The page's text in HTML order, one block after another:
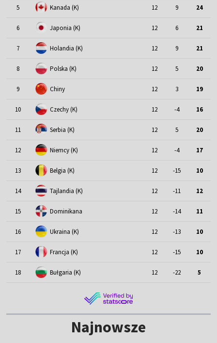
5 Kanada (K) 12 9 24
6 Japonia (K) 12 6 21
7 Holandia (K) 12 9 21
8 Polska (K) 12 5 20
9 Chiny 12 3 19
10 Czechy (K) 12 -4 16
11 Serbia (K) 12 5 20
12 Niemcy (K) 12 -4 17
13 Belgia (K) 12 -15 10
14 Tajlandia (K) 12 -11 12
15 Dominikana 12 -14 11
16 Ukraina (K) 12 -13 10
17 Francja (K) 12 -15 10
18 Bułgaria (K) 12 -22 5
Najnowsze